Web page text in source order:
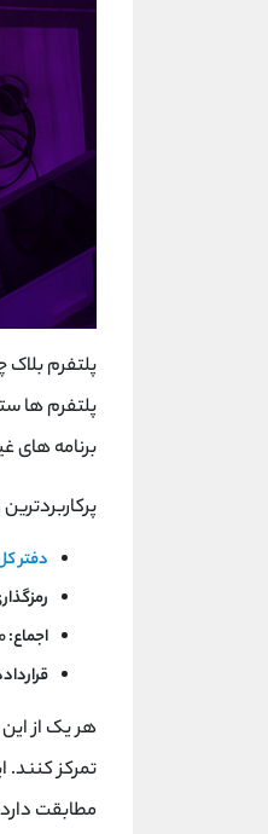
پلتفرم
پلتفرم ها
برنامه های
دفتر
اجماع:
هر یک از
تمرکز کنند.
مطابقت